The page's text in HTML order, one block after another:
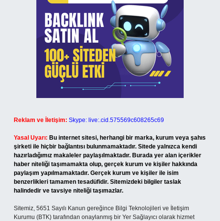
Reklam ve İletişim: Skype: live:.cid.575569c608265c69
Yasal Uyarı: Bu internet sitesi, herhangi bir marka, kurum veya şahıs
şirketi ile hiçbir bağlantısı bulunmamaktadır. Sitede yalnızca kendi
hazırladığımız makaleler paylaşılmaktadır. Burada yer alan içerikler
haber niteliği taşımamakta olup, gerçek kurum ve kişiler hakkında
paylaşım yapılmamaktadır. Gerçek kurum ve kişiler ile isim
benzerlikleri tamamen tesadüfidir. Sitemizdeki bilgiler taslak
halindedir ve tavsiye niteliği taşımazlar.
Sitemiz, 5651 Sayılı Kanun gereğince Bilgi Teknolojileri ve İletişim
Kurumu (BTK) tarafından onaylanmış bir Yer Sağlayıcı olarak hizmet